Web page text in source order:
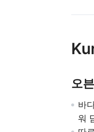
오
바
워